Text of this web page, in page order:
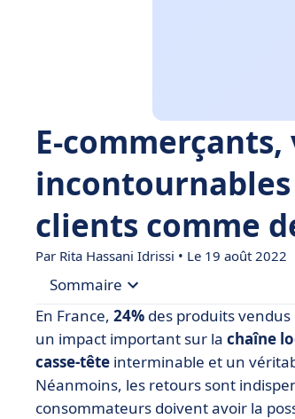
E-
clients comme
Par Rita Hassani Idrissi • Le 19 août 2022
Sommaire
• Comment gérer les retours e-
• Bonus : 3 conseils pour faciliter
• La gestion des retours en bref
En France, 24% des produits
un impact important sur la chaîne
casse-tête interminable et un
Néanmoins, les retours sont
consommateurs doivent avoir la